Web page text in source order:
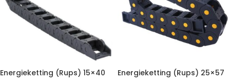
Energieketting (Rups) 15×40 Energieketting (Rups) 25×57